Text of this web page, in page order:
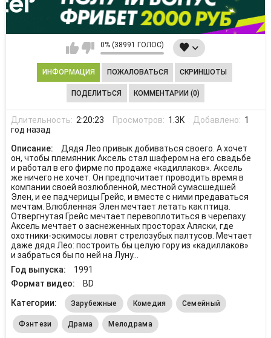
0% (38991 ГОЛОС)
ИНФОРМАЦИЯ ПОЖАЛОВАТЬСЯ СКРИНШОТЫ
ПОДЕЛИТЬСЯ КОММЕНТАРИИ (0)
Длительность: 2:20:23 Просмотров: 1.3K Добавлено: 1
год назад
Описание:
Дядя Лео привык добиваться своего. А хочет
он, чтобы племянник Аксель стал шафером на его свадьбе
и работал в его фирме по продаже «кадиллаков». Аксель
же ничего не хочет. Он предпочитает проводить время в
компании своей возлюбленной, местной сумасшедшей
Элен, и ее падчерицы Грейс, и вместе с ними предаваться
мечтам. Влюбленная Элен мечтает летать как птица.
Отвергнутая Грейс мечтает перевоплотиться в черепаху.
Аксель мечтает о заснеженных просторах Аляски, где
охотники-эскимосы ловят стрелозубых палтусов. Мечтает
даже дядя Лео: построить бы целую гору из «кадиллаков»
и забраться бы по ней на Луну…
Год выпуска:
1991
Формат видео:
BD
Категории:
Зарубежные Комедия Семейный
Фэнтези Драма Мелодрама